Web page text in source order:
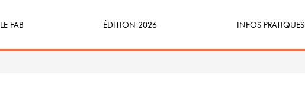
LE FAB ÉDITION 2026 INFOS PRATIQUES